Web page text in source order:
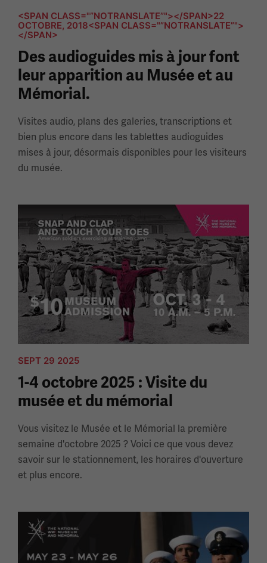
<SPAN CLASS="”NOTRANSLATE”"></SPAN>22
OCTOBRE, 2018<SPAN CLASS="”NOTRANSLATE”">
</SPAN>
Des audioguides mis à jour font
leur apparition au Musée et au
Mémorial.
Visites audio, plans des galeries, transcriptions et
bien plus encore dans les tablettes audioguides
mises à jour, désormais disponibles pour les visiteurs
du musée.
SEPT 29 2025
1-4 octobre 2025 : Visite du
musée et du mémorial
Vous visitez le Musée et le Mémorial la première
semaine d'octobre 2025 ? Voici ce que vous devez
savoir sur le stationnement, les horaires d'ouverture
et plus encore.